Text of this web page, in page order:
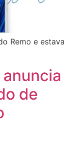
Remo e estava
de